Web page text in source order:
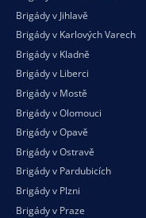
Brigády v Jihlavě
Brigády v Karlových Varech
Brigády v Kladně
Brigády v Liberci
Brigády v Mostě
Brigády v Olomouci
Brigády v Opavě
Brigády v Ostravě
Brigády v Pardubicích
Brigády v Plzni
Brigády v Praze